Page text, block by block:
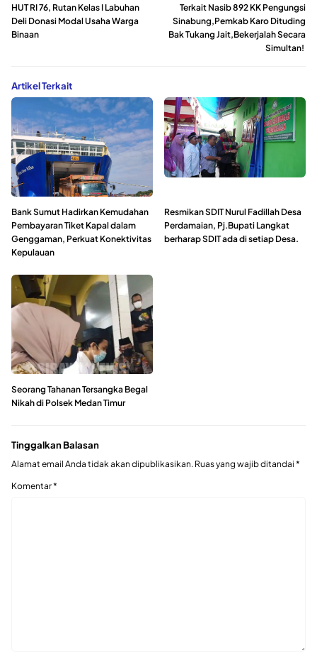
HUT RI 76, Rutan Kelas I Labuhan
Deli Donasi Modal Usaha Warga
Binaan
Terkait Nasib 892 KK Pengungsi
Sinabung,Pemkab Karo Dituding
Bak Tukang Jait,Bekerjalah Secara
Simultan!
Artikel Terkait
Bank Sumut Hadirkan Kemudahan
Pembayaran Tiket Kapal dalam
Genggaman, Perkuat Konektivitas
Kepulauan
Resmikan SDIT Nurul Fadillah Desa
Perdamaian, Pj.Bupati Langkat
berharap SDIT ada di setiap Desa.
Seorang Tahanan Tersangka Begal
Nikah di Polsek Medan Timur
Tinggalkan Balasan
Alamat email Anda tidak akan dipublikasikan. Ruas yang wajib ditandai *
Komentar*